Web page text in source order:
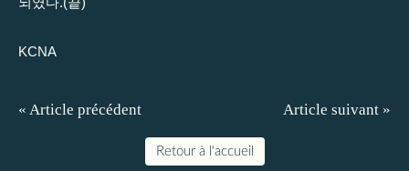
KCNA
« Article précédent Article suivant »
Retour à l'accueil